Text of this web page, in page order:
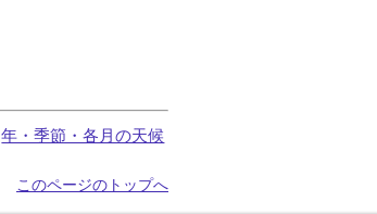
年・季節・各月の天候
このページのトップへ